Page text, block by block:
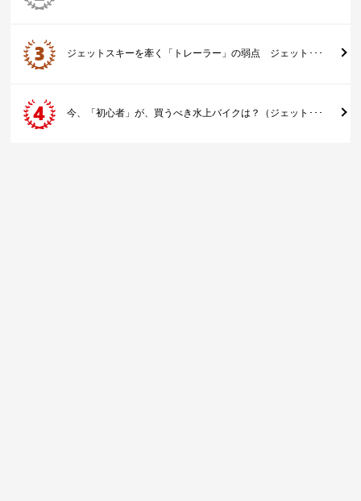
ジェットスキーを牽く「トレーラー」の弱点 ジェット･･･
今、「初心者」が、買うべき水上バイクは？（ジェット･･･